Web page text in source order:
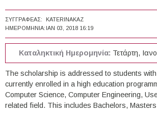
ΣΥΓΓΡΑΦΈΑΣ:
KATERINAKAZ
ΗΜΕΡΟΜΗΝΊΑ: ΙΑΝ 03, 2018 16:19
Καταληκτική Ημερομηνία: Τετάρτη,
The scholarship is addressed to students
currently enrolled in a high education
Computer Science, Computer Engineering,
related field. This includes Bachelors,